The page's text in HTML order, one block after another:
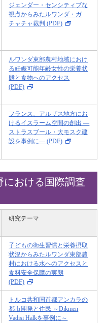
ジェンダー・センシティブな
視点からみたルワンダ・ガ
チャチャ裁判 (PDF)
ルワンダ東部農村地域におけ
る妊娠可能年齢女性の栄養状
態と食物へのアクセス
(PDF)
フランス、アルザス地方にお
けるイスラーム空間の創出 ―
ストラスブール・大モスク建
設を事例に― (PDF)
における国際調査
研究テーマ
子どもの衛生習慣と栄養摂取
状況からみたルワンダ東部農
村における水へのアクセスと
食料安全保障の実態
(PDF)
トルコ共和国首都アンカラの
都市開発と住民 ～Dikmen
Vadisi Halkを事例に～